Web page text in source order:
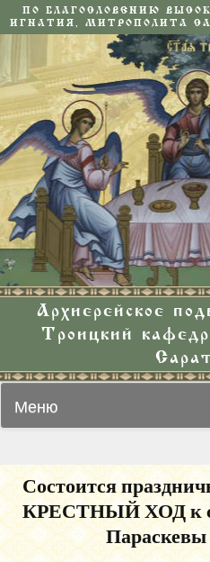
ПО БЛАГОСЛОВЕНИЮ
ИГНАТИЯ, МИТРОПОЛИТА
Архиерейское
Троицкий
Меню
Состоится
КРЕСТНЫЙ ХОД к